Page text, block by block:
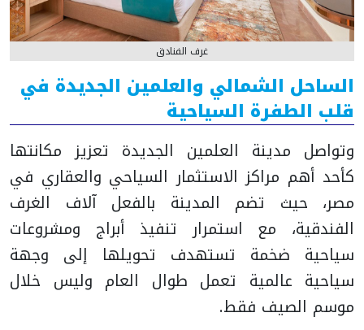
غرف الفنادق
الساحل الشمالي والعلمين الجديدة في
قلب الطفرة السياحية
وتواصل مدينة العلمين الجديدة تعزيز مكانتها
كأحد أهم مراكز الاستثمار السياحي والعقاري في
مصر، حيث تضم المدينة بالفعل آلاف الغرف
الفندقية، مع استمرار تنفيذ أبراج ومشروعات
سياحية ضخمة تستهدف تحويلها إلى وجهة
سياحية عالمية تعمل طوال العام وليس خلال
موسم الصيف فقط.